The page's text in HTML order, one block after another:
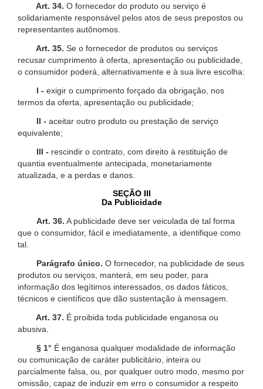
Art. 34. O fornecedor do produto ou serviço é
solidariamente responsável pelos atos de seus prepostos ou
representantes autônomos.
Art. 35. Se o fornecedor de produtos ou serviços
recusar cumprimento à oferta, apresentação ou publicidade,
o consumidor poderá, alternativamente e à sua livre escolha:
I - exigir o cumprimento forçado da obrigação, nos
termos da oferta, apresentação ou publicidade;
II - aceitar outro produto ou prestação de serviço
equivalente;
III - rescindir o contrato, com direito à restituição de
quantia eventualmente antecipada, monetariamente
atualizada, e a perdas e danos.
SEÇÃO III
Da Publicidade
Art. 36. A publicidade deve ser veiculada de tal forma
que o consumidor, fácil e imediatamente, a identifique como
tal.
Parágrafo único. O fornecedor, na publicidade de seus
produtos ou serviços, manterá, em seu poder, para
informação dos legítimos interessados, os dados fáticos,
técnicos e científicos que dão sustentação à mensagem.
Art. 37. É proibida toda publicidade enganosa ou
abusiva.
§ 1° É enganosa qualquer modalidade de informação
ou comunicação de caráter publicitário, inteira ou
parcialmente falsa, ou, por qualquer outro modo, mesmo por
omissão, capaz de induzir em erro o consumidor a respeito